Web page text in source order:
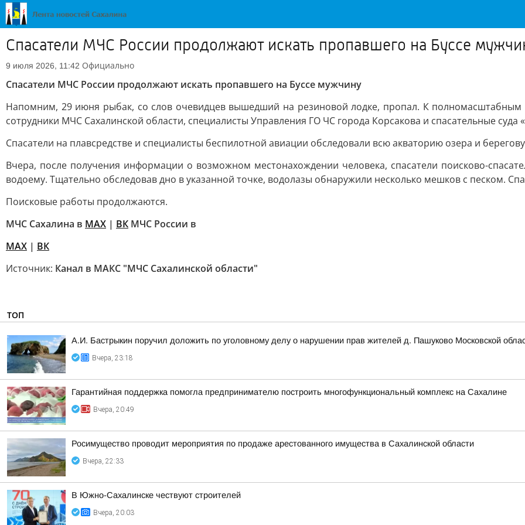
Спасатели МЧС России продолжают искать пропавшего на Буссе
9 июля 2026, 11:42 Официально
Спасатели МЧС России продолжают искать пропавшего на Буссе мужчину
Напомним, 29 июня рыбак, со слов очевидцев вышедший на резиновой лодке, пропал. К полномасштабным
сотрудники МЧС Сахалинской области, специалисты Управления ГО ЧС города Корсакова и спасательные суда
Спасатели на плавсредстве и специалисты беспилотной авиации обследовали всю акваторию озера и
Вчера, после получения информации о возможном местонахождении человека, спасатели поисково-
водоему. Тщательно обследовав дно в указанной точке, водолазы обнаружили несколько мешков с песком.
Поисковые работы продолжаются.
МЧС Сахалина в MAX | ВК МЧС России в
MAX | ВК
Источник: Канал в МАКС "МЧС Сахалинской области"
ТОП
А.И. Бастрыкин поручил доложить по уголовному делу о нарушении прав жителей д. Пашуково Московской
Вчера, 23:18
Гарантийная поддержка помогла предпринимателю построить многофункциональный комплекс на Сахалине
Вчера, 20:49
Росимущество проводит мероприятия по продаже арестованного имущества в Сахалинской области
Вчера, 22:33
В Южно-Сахалинске чествуют строителей
Вчера, 20:03